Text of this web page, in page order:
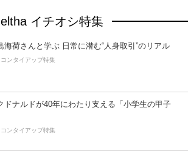
eltha イチオシ特集
海荷さんと学ぶ 日常に潜む“人身取引”のリアル
コンタイアップ特集
ドナルドが40年にわたり支える「小学生の甲子
コンタイアップ特集